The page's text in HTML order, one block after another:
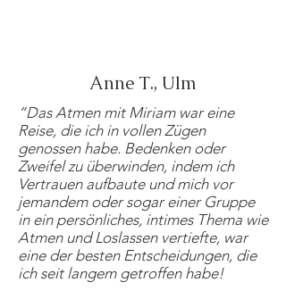
Anne T., Ulm
“Das Atmen mit Miriam war eine
Reise, die ich in vollen Zügen
genossen habe. Bedenken oder
Zweifel zu überwinden, indem ich
Vertrauen aufbaute und mich vor
jemandem oder sogar einer Gruppe
in ein persönliches, intimes Thema wie
Atmen und Loslassen vertiefte, war
eine der besten Entscheidungen, die
ich seit langem getroffen habe!